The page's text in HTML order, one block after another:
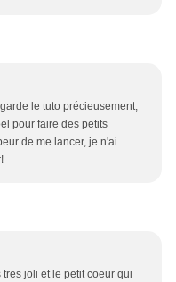
le tuto précieusement,
pour faire des petits
de me lancer, je n'ai
joli et le petit coeur qui